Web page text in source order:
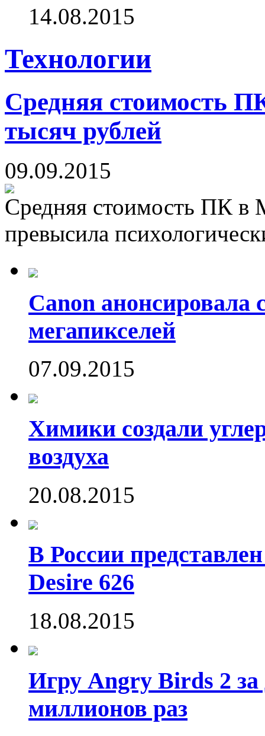
14.08.2015
Технологии
Средняя стоимость
тысяч рублей
09.09.2015
Средняя стоимость ПК в
превысила
Canon анонсировала
мегапикселей
07.09.2015
Химики создали
воздуха
20.08.2015
В России
Desire 626
18.08.2015
Игру Angry Birds 2 за
миллионов раз